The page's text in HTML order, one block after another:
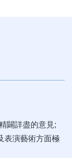
闢詳盡的意見;
表演藝術方面極